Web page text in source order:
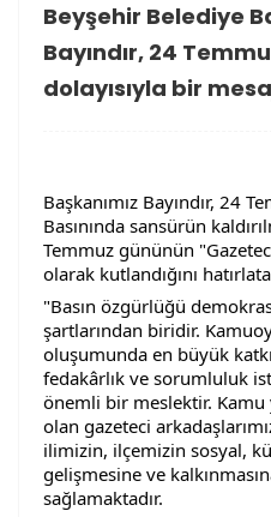
Beyşehir Belediye
Bayındır, 24
dolayısıyla bir
Başkanımız Bayındır, 24
Basınında sansürün
Temmuz gününün
olarak kutlandığını
"Basın özgürlüğü
şartlarından biridir.
oluşumunda en büyük
fedakârlık ve sorumluluk
önemli bir meslektir. Kamu
olan gazeteci
ilimizin, ilçemizin sosyal,
gelişmesine ve
sağlamaktadır.